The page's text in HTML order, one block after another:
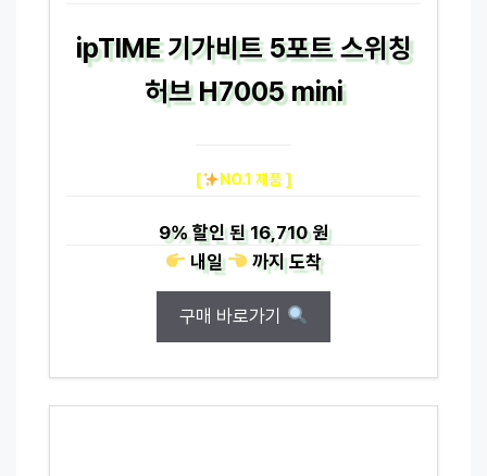
ipTIME 기가비트 5포트 스위칭
허브 H7005 mini
[ NO.1 제품 ]
9%할인 된16,710 원
내일
까지도착
구매 바로가기